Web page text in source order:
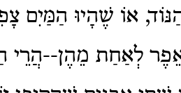
אוֹ שֶׁהָיוּ הַמַּיִם
לְאַחַת מֵהֶן--הֲרֵי